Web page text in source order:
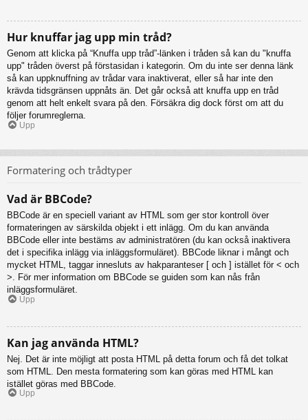
Hur knuffar jag upp min tråd?
Genom att klicka på “Knuffa upp tråd”-länken i tråden så kan du "knuffa
upp" tråden överst på förstasidan i kategorin. Om du inte ser denna länk
så kan uppknuffning av trådar vara inaktiverat, eller så har inte den
krävda tidsgränsen uppnåts än. Det går också att knuffa upp en tråd
genom att helt enkelt svara på den. Försäkra dig dock först om att du
följer forumreglerna.
Upp
Formatering och trådtyper
Vad är BBCode?
BBCode är en speciell variant av HTML som ger stor kontroll över
formateringen av särskilda objekt i ett inlägg. Om du kan använda
BBCode eller inte bestäms av administratören (du kan också inaktivera
det i specifika inlägg via inläggsformuläret). BBCode liknar i mångt och
mycket HTML, taggar innesluts av hakparanteser [ och ] istället för < och
>. För mer information om BBCode se guiden som kan nås från
inläggsformuläret.
Upp
Kan jag använda HTML?
Nej. Det är inte möjligt att posta HTML på detta forum och få det tolkat
som HTML. Den mesta formatering som kan göras med HTML kan
istället göras med BBCode.
Upp